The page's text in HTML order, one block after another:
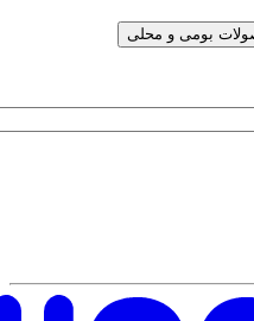
بومی و محلی